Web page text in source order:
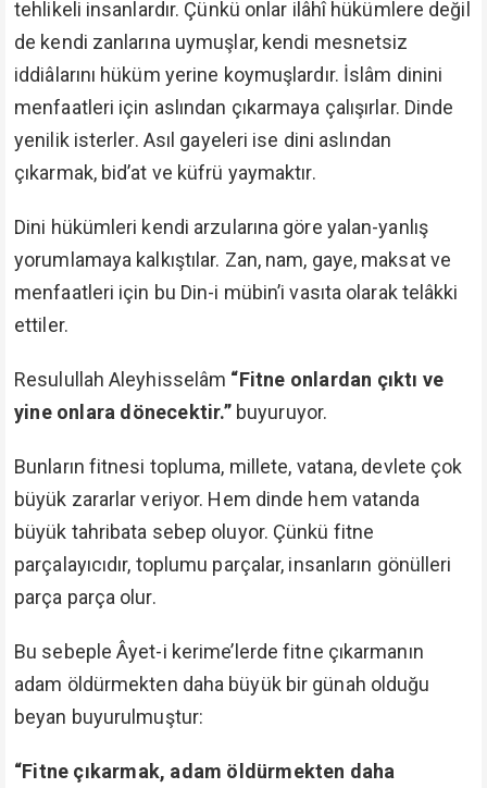
tehlikeli insanlardır. Çünkü onlar ilâhî hükümlere değil
de kendi zanlarına uymuşlar, kendi mesnetsiz
iddiâlarını hüküm yerine koymuşlardır. İslâm dinini
menfaatleri için aslından çıkarmaya çalışırlar. Dinde
yenilik isterler. Asıl gayeleri ise dini aslından
çıkarmak, bid’at ve küfrü yaymaktır.
Dini hükümleri kendi arzularına göre yalan-yanlış
yorumlamaya kalkıştılar. Zan, nam, gaye, maksat ve
menfaatleri için bu Din-i mübin’i vasıta olarak telâkki
ettiler.
Resulullah Aleyhisselâm “Fitne onlardan çıktı ve
yine onlara dönecektir.” buyuruyor.
Bunların fitnesi topluma, millete, vatana, devlete çok
büyük zararlar veriyor. Hem dinde hem vatanda
büyük tahribata sebep oluyor. Çünkü fitne
parçalayıcıdır, toplumu parçalar, insanların gönülleri
parça parça olur.
Bu sebeple Âyet-i kerime’lerde fitne çıkarmanın
adam öldürmekten daha büyük bir günah olduğu
beyan buyurulmuştur:
“Fitne çıkarmak, adam öldürmekten daha